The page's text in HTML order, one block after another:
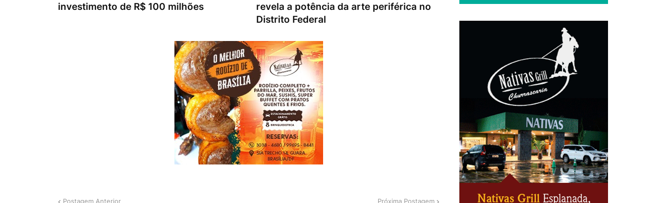
investimento de R$ 100 milhões
revela a potência da arte periférica no
Distrito Federal
Postagem Anterior Próxima Postagem